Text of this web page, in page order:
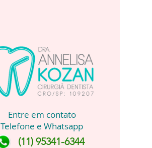
(11) 95341-6344
Entre em contato
Telefone e Whatsapp